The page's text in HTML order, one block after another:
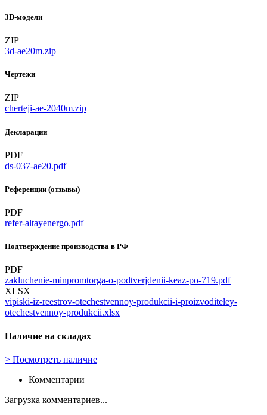
3D-модели
ZIP
3d-ae20m.zip
Чертежи
ZIP
cherteji-ae-2040m.zip
Декларации
PDF
ds-037-ae20.pdf
Референции (отзывы)
PDF
refer-altayenergo.pdf
Подтверждение производства в РФ
PDF
zakluchenie-minpromtorga-o-podtverjdenii-keaz-po-719.pdf
XLSX
vipiski-iz-reestrov-otechestvennoy-produkcii-i-proizvoditeley-
otechestvennoy-produkcii.xlsx
Наличие на складах
> Посмотреть наличие
Комментарии
Загрузка комментариев...